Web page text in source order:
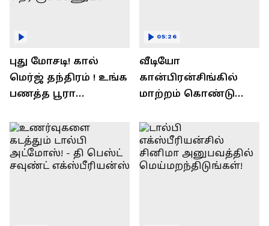
புது மோசடி! கால்
மெர்ஜ் தந்திரம் ! உங்க
பணத்த பூரா
எப்படினு
தெரிஞ்சுக்கணுமா?
வீடியோ
கான்பிரன்சிங்கில்
மாற்றம் கொண்டு
PC"
05:26